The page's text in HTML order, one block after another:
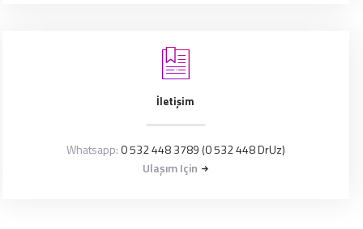
İletişim
Whatsapp: 0 532 448 3789 (0 532 448 DrUz)
Ulaşım Için